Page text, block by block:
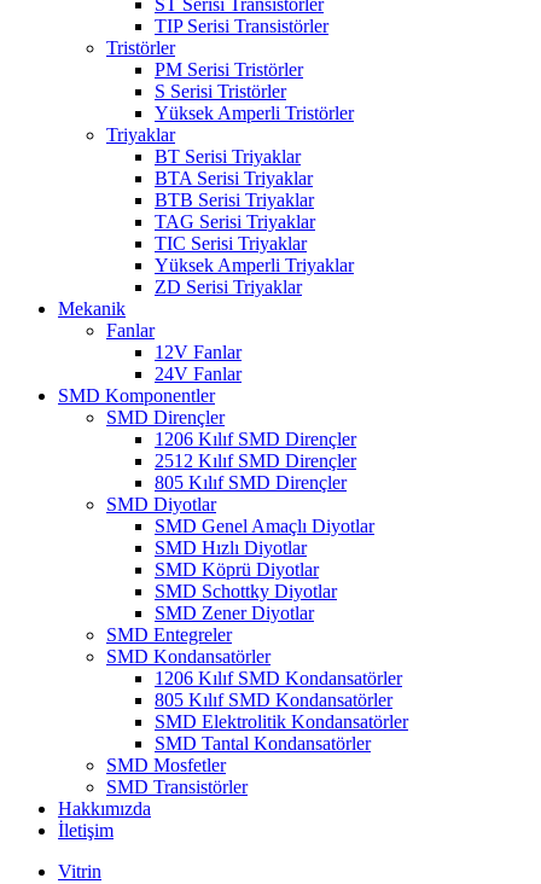
ST Serisi Transistörler
TIP Serisi Transistörler
Tristörler
PM Serisi Tristörler
S Serisi Tristörler
Yüksek Amperli Tristörler
Triyaklar
BT Serisi Triyaklar
BTA Serisi Triyaklar
BTB Serisi Triyaklar
TAG Serisi Triyaklar
TIC Serisi Triyaklar
Yüksek Amperli Triyaklar
ZD Serisi Triyaklar
Mekanik
Fanlar
12V Fanlar
24V Fanlar
SMD Komponentler
SMD Dirençler
1206 Kılıf SMD Dirençler
2512 Kılıf SMD Dirençler
805 Kılıf SMD Dirençler
SMD Diyotlar
SMD Genel Amaçlı Diyotlar
SMD Hızlı Diyotlar
SMD Köprü Diyotlar
SMD Schottky Diyotlar
SMD Zener Diyotlar
SMD Entegreler
SMD Kondansatörler
1206 Kılıf SMD Kondansatörler
805 Kılıf SMD Kondansatörler
SMD Elektrolitik Kondansatörler
SMD Tantal Kondansatörler
SMD Mosfetler
SMD Transistörler
Hakkımızda
İletişim
Vitrin